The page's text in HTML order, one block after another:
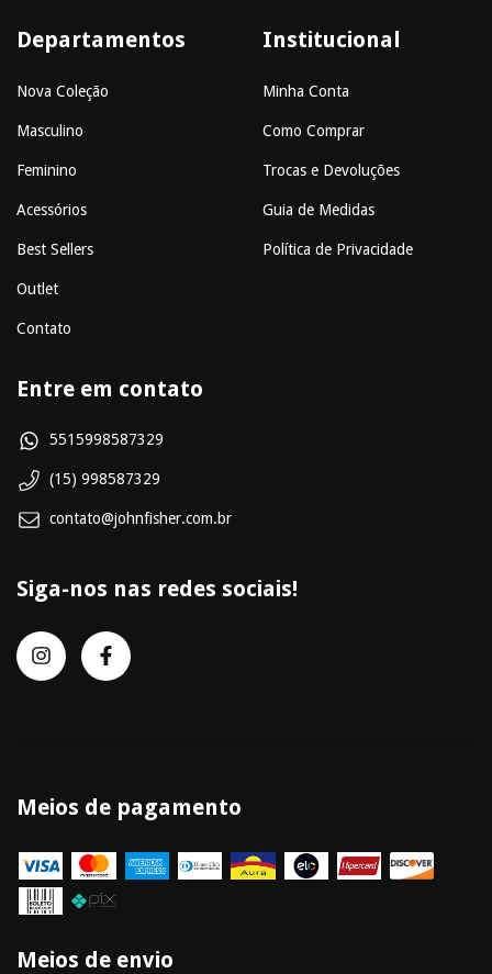
Departamentos
Nova Coleção
Masculino
Feminino
Acessórios
Best Sellers
Outlet
Contato
Institucional
Minha Conta
Como Comprar
Trocas e Devoluções
Guia de Medidas
Política de Privacidade
Entre em contato
5515998587329
(15) 998587329
contato@johnfisher.com.br
Siga-nos nas redes sociais!
Meios de pagamento
Meios de envio